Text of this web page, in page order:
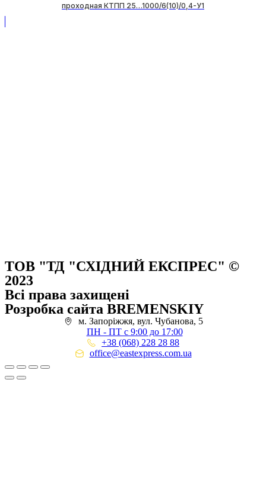
проходная КТПП 25…1000/6(10)/0,4-У1
ТОВ "ТД "СХІДНИЙ ЕКСПРЕС" ©
2023
Всі права захищені
Розробка сайта BREMENSKIY
м. Запоріжжя, вул. Чубанова, 5
ПН - ПТ с 9:00 до 17:00
+38 (068) 228 28 88
office@eastexpress.com.ua